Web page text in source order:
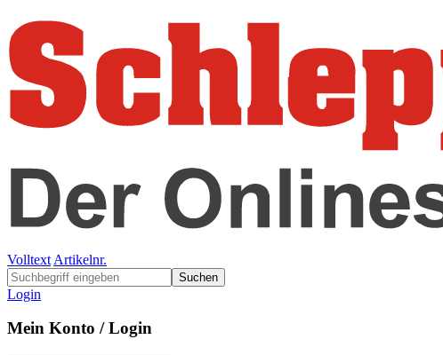
Volltext Artikelnr.
Suchen
Login
Mein Konto / Login